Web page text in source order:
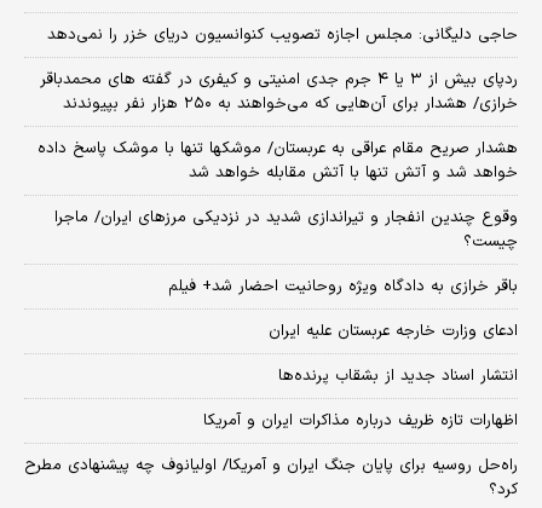
حاجی دلیگانی: مجلس اجازه تصویب کنوانسیون دریای خزر را نمی‌دهد
ردپای بیش از ۳ یا ۴ جرم جدی امنیتی و کیفری در گفته های محمدباقر
خرازی/ هشدار برای آن‌هایی که می‌خواهند به ۲۵۰ هزار نفر بپیوندند
هشدار صریح مقام عراقی به عربستان/ موشکها تنها با موشک پاسخ داده
خواهد شد و آتش تنها با آتش مقابله خواهد شد
وقوع چندین انفجار و تیراندازی شدید در نزدیکی مرز‌های ایران/ ماجرا
چیست؟
باقر خرازی به دادگاه ویژه روحانیت احضار شد+ فیلم
ادعای وزارت خارجه عربستان علیه ایران
انتشار اسناد جدید از بشقاب پرنده‌ها
اظهارات تازه ظریف درباره مذاکرات ایران و آمریکا
راه‌حل روسیه برای پایان جنگ ایران و آمریکا/ اولیانوف چه پیشنهادی مطرح
کرد؟